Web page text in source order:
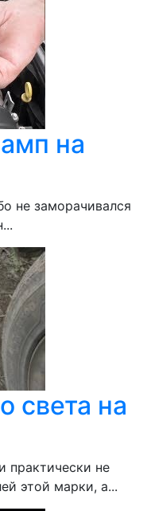
на
не заморачивался
света на
практически не
этой марки, а...